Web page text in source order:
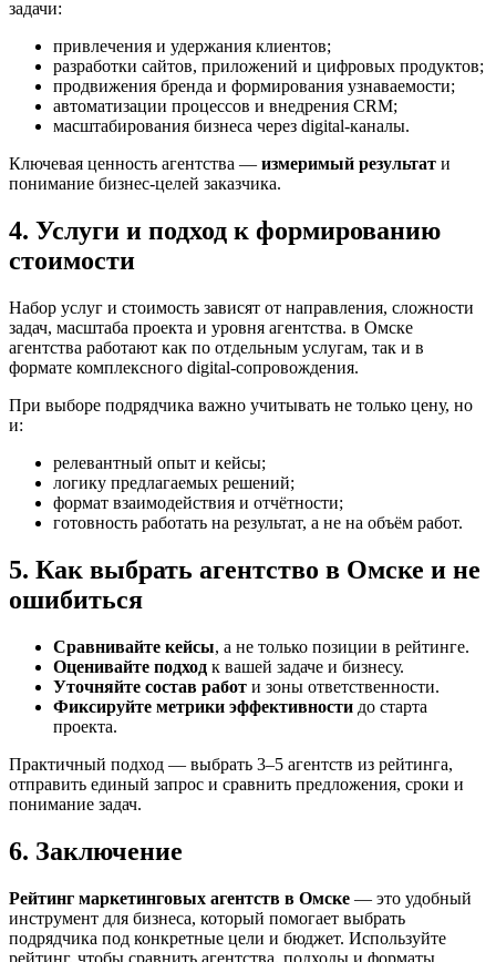
задачи:
привлечения и удержания клиентов;
разработки сайтов, приложений и цифровых продуктов;
продвижения бренда и формирования узнаваемости;
автоматизации процессов и внедрения CRM;
масштабирования бизнеса через digital-каналы.
Ключевая ценность агентства — измеримый результат и
понимание бизнес-целей заказчика.
4. Услуги и подход к формированию
стоимости
Набор услуг и стоимость зависят от направления, сложности
задач, масштаба проекта и уровня агентства. в Омске
агентства работают как по отдельным услугам, так и в
формате комплексного digital-сопровождения.
При выборе подрядчика важно учитывать не только цену, но
и:
релевантный опыт и кейсы;
логику предлагаемых решений;
формат взаимодействия и отчётности;
готовность работать на результат, а не на объём работ.
5. Как выбрать агентство в Омске и не
ошибиться
Сравнивайте кейсы, а не только позиции в рейтинге.
Оценивайте подход к вашей задаче и бизнесу.
Уточняйте состав работ и зоны ответственности.
Фиксируйте метрики эффективности до старта
проекта.
Практичный подход — выбрать 3–5 агентств из рейтинга,
отправить единый запрос и сравнить предложения, сроки и
понимание задач.
6. Заключение
Рейтинг маркетинговых агентств в Омске — это удобный
инструмент для бизнеса, который помогает выбрать
подрядчика под конкретные цели и бюджет. Используйте
рейтинг, чтобы сравнить агентства, подходы и форматы